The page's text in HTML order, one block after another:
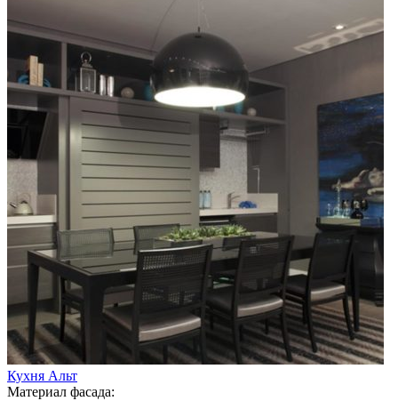
Кухня Альт
Материал фасада: